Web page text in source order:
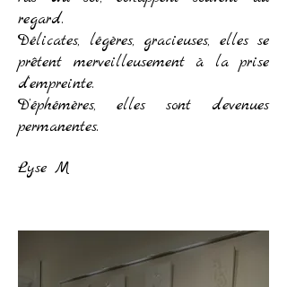
regard.
Délicates, légères, gracieuses, elles se
prêtent merveilleusement à la prise
d’empreinte.
D’éphémères, elles sont devenues
permanentes.
Lyse M